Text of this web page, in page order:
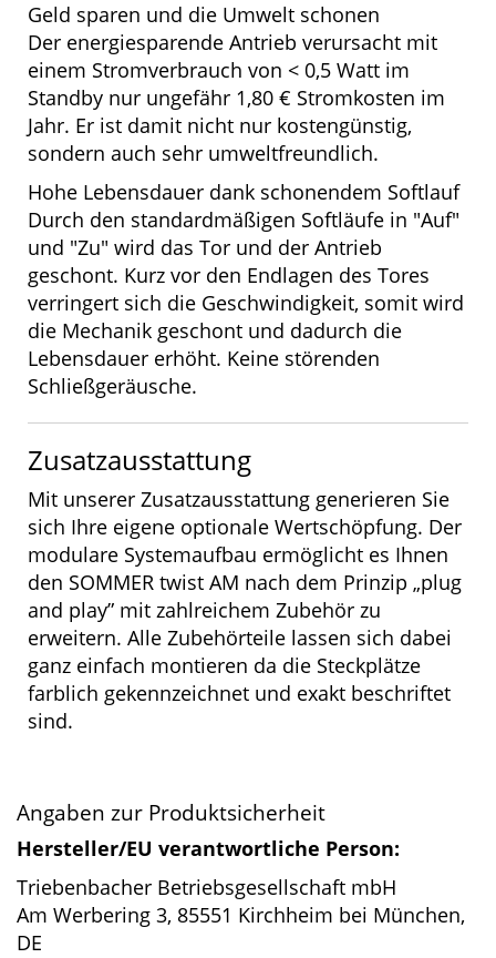
Geld sparen und die Umwelt schonen
Der energiesparende Antrieb verursacht mit
einem Stromverbrauch von < 0,5 Watt im
Standby nur ungefähr 1,80 € Stromkosten im
Jahr. Er ist damit nicht nur kostengünstig,
sondern auch sehr umweltfreundlich.
Hohe Lebensdauer dank schonendem Softlauf
Durch den standardmäßigen Softläufe in "Auf"
und "Zu" wird das Tor und der Antrieb
geschont. Kurz vor den Endlagen des Tores
verringert sich die Geschwindigkeit, somit wird
die Mechanik geschont und dadurch die
Lebensdauer erhöht. Keine störenden
Schließgeräusche.
Zusatzausstattung
Mit unserer Zusatzausstattung generieren Sie
sich Ihre eigene optionale Wertschöpfung. Der
modulare Systemaufbau ermöglicht es Ihnen
den SOMMER twist AM nach dem Prinzip „plug
and play” mit zahlreichem Zubehör zu
erweitern. Alle Zubehörteile lassen sich dabei
ganz einfach montieren da die Steckplätze
farblich gekennzeichnet und exakt beschriftet
sind.
Angaben zur Produktsicherheit
Hersteller/EU verantwortliche Person:
Triebenbacher Betriebsgesellschaft mbH
Am Werbering 3, 85551 Kirchheim bei München,
DE